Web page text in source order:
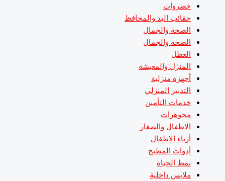
خضروات
حقائب اليد والمحافظ
الصحة والجمال
الصحة والجمال
العطل
المنزل والمعيشة
أجهزة منزلية
التدبير المنزلي
خدمات التأمين
مجوهرات
الاطفال والصغار
أزياء الاطفال
أدوات المطبخ
نمط الحياة
ملابس داخلية